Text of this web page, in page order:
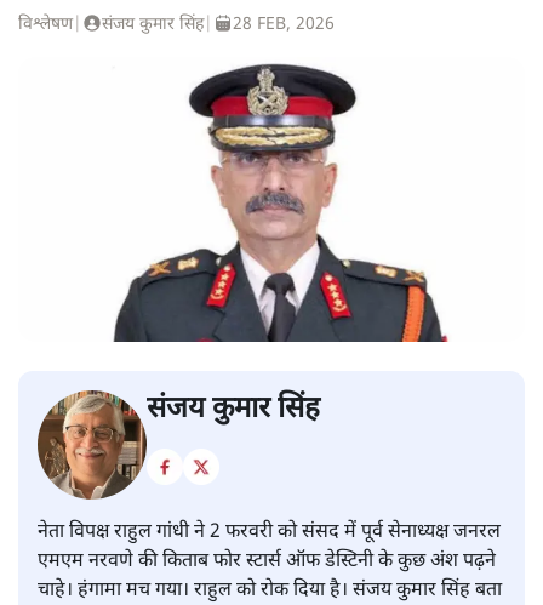
विश्लेषण| संजय कुमार सिंह| 28 FEB, 2026
संजय कुमार सिंह
नेता विपक्ष राहुल गांधी ने 2 फरवरी को संसद में पूर्व सेनाध्यक्ष जनरल
एमएम नरवणे की किताब फोर स्टार्स ऑफ डेस्टिनी के कुछ अंश पढ़ने
चाहे। हंगामा मच गया। राहुल को रोक दिया है। संजय कुमार सिंह बता